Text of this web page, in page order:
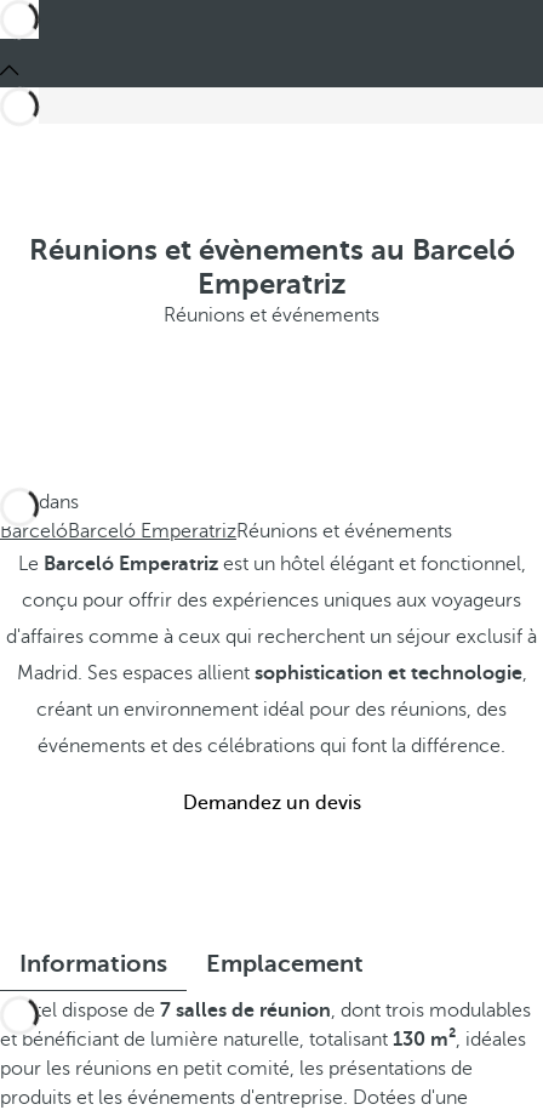
Réunions et évènements au Barceló
Emperatriz
Réunions et événements
Ces dans
BarcelóBarceló EmperatrizRéunions et événements
Le Barceló Emperatrizest un hôtel élégant et fonctionnel,
conçu pour offrir des expériences uniques aux voyageurs
d'affaires comme à ceux qui recherchent un séjour exclusif à
Madrid. Ses espaces allient sophistication et technologie,
créant un environnement idéal pour des réunions, des
événements et des célébrations qui font la différence.
Demandez un devis
Informations Emplacement
L'hôtel dispose de 7 salles de réunion, dont trois modulables
et bénéficiant de lumière naturelle, totalisant 130 m², idéales
pour les réunions en petit comité, les présentations de
produits et les événements d'entreprise. Dotées d'une